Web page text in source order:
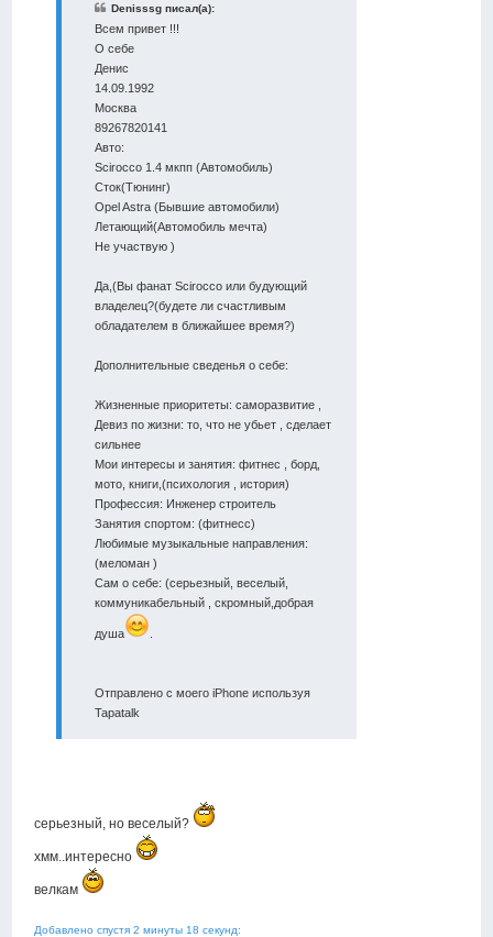
Denisssg писал(а):
Всем привет !!!
О себе
Денис
14.09.1992
Москва
89267820141
Авто:
Scirocco 1.4 мкпп (Автомобиль)
Сток(Тюнинг)
Opel Astra (Бывшие автомобили)
Летающий(Автомобиль мечта)
Не участвую )
Да,(Вы фанат Scirocco или будующий
владелец?(будете ли счастливым
обладателем в ближайшее время?)
Дополнительные сведенья о себе:
Жизненные приоритеты: саморазвитие ,
Девиз по жизни: то, что не убьет , сделает
сильнее
Мои интересы и занятия: фитнес , борд,
мото, книги,(психология , история)
Профессия: Инженер строитель
Занятия спортом: (фитнесс)
Любимые музыкальные направления:
(меломан )
Сам о себе: (серьезный, веселый,
коммуникабельный , скромный,добрая
душа
Отправлено с моего iPhone используя
Tapatalk
серьезный, но веселый?
хмм..интересно
велкам
Добавлено спустя 2 минуты 18 секунд: